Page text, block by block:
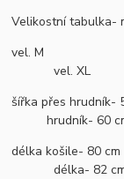
Velikostní tabulka-
vel.
vel.
šířka přes
hrudník-
délka
délka-